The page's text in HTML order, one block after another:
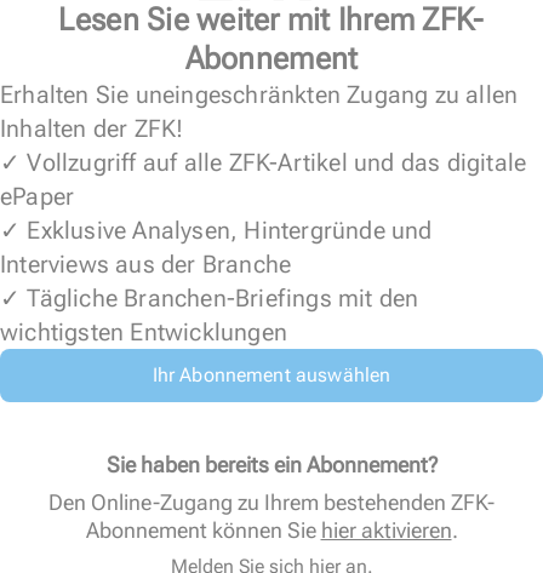
Lesen Sie weiter mit Ihrem ZFK-
Abonnement
Erhalten Sie uneingeschränkten Zugang zu allen
Inhalten der ZFK!
✓ Vollzugriff auf alle ZFK-Artikel und das digitale
ePaper
✓ Exklusive Analysen, Hintergründe und
Interviews aus der Branche
✓ Tägliche Branchen-Briefings mit den
wichtigsten Entwicklungen
Ihr Abonnement auswählen
Sie haben bereits ein Abonnement?
Den Online-Zugang zu Ihrem bestehenden ZFK-
Abonnement können Sie hier aktivieren.
Melden Sie sich hier an.